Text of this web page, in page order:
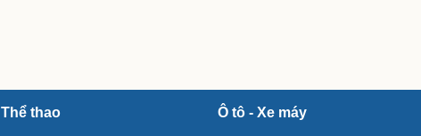
Thể thao Ô tô - Xe máy